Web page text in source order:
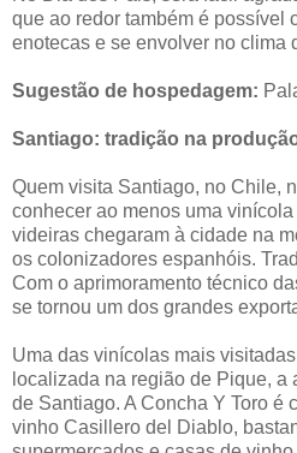
que ao redor também é possível
enotecas e se envolver no clima
Sugestão de hospedagem:
Santiago: tradição na
Quem visita Santiago, no Chile,
conhecer ao menos uma
videiras chegaram à cidade na
os colonizadores espanhóis.
Com o aprimoramento técnico
se tornou um dos grandes
Uma das vinícolas mais
localizada na região de Pique, a
de Santiago. A Concha Y Toro é
vinho Casillero del Diablo,